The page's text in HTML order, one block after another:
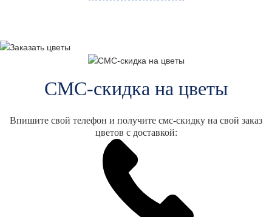
СМС-скидка на цветы
Впишите свой телефон и получите смс-скидку на свой заказ
цветов с доставкой: